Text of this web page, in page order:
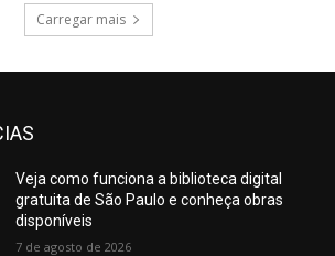
Carregar mais
Veja como funciona a biblioteca digital
gratuita de São Paulo e conheça obras
disponíveis
7 de agosto de 2026